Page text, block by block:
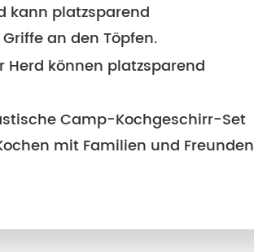
kann platzsparend
an den Töpfen.
Herd können platzsparend
Camp-Kochgeschirr-Set
mit Familien und Freunden